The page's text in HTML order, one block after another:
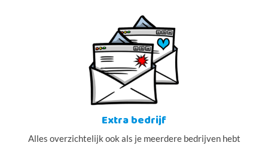
Extra bedrijf
Alles overzichtelijk ook als je meerdere bedrijven hebt